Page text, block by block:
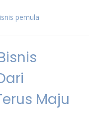
pemula
Maju